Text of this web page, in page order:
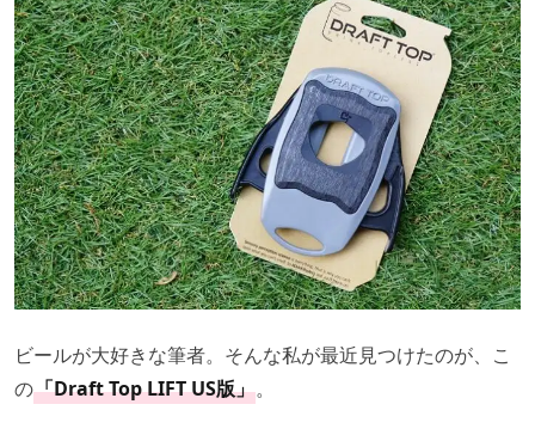
ビールが大好きな筆者。そんな私が最近見つけたのが、こ
の「Draft Top LIFT US版」。